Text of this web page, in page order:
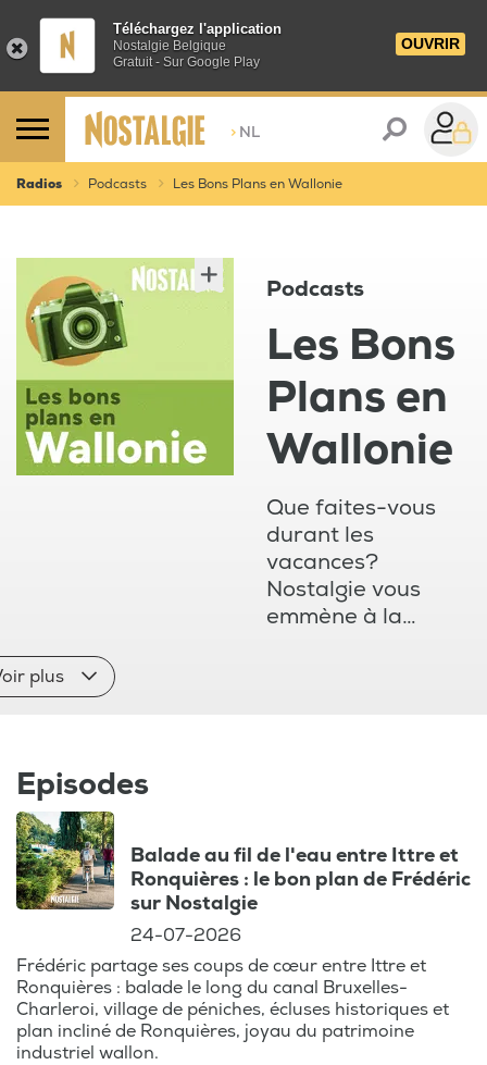
Téléchargez l'application
Nostalgie Belgique
Gratuit - Sur Google Play
OUVRIR
> NL
Radios Podcasts Les Bons Plans en Wallonie
Podcasts
Les Bons
Plans en
Wallonie
Que faites-vous
durant les
vacances?
Nostalgie vous
emmène à la
les adresses
méconnues près
plus
Episodes
Balade au fil de l'eau entre Ittre et
Ronquières : le bon plan de Frédéric
sur Nostalgie
24-07-2026
Frédéric partage ses coups de cœur entre Ittre et
Ronquières : balade le long du canal Bruxelles-
Charleroi, village de péniches, écluses historiques et
plan incliné de Ronquières, joyau du patrimoine
industriel wallon.